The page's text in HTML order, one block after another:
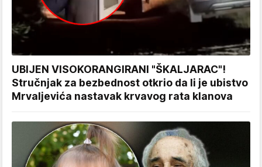
UBIJEN VISOKORANGIRANI "ŠKALJARAC"!
Stručnjak za bezbednost otkrio da li je ubistvo
Mrvaljevića nastavak krvavog rata klanova